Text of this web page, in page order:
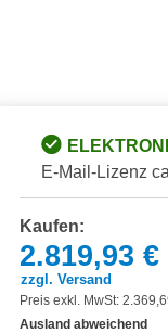
E-Mail-Lizenz
Kaufen:
2.819,93 €
zzgl. Versand
Preis exkl. MwSt:
Ausland abweichend